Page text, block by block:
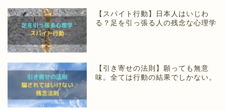
【スパイト行動】日本人はいじわ
る？足を引っ張る人の残念な心理学
【引き寄せの法則】願っても無意
味。全ては行動の結果でしかない。